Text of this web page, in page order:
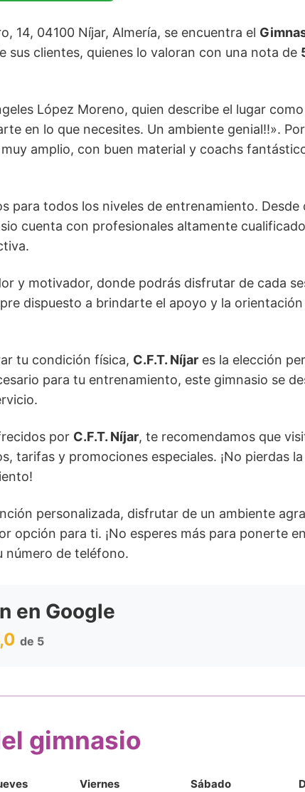
14, 04100 Níjar, Almería, se encuentra el
clientes, quienes lo valoran con una nota de
López Moreno, quien describe el lugar
en lo que necesites. Un ambiente genial!!».
amplio, con buen material y coachs
para todos los niveles de entrenamiento. Desde
cuenta con profesionales altamente
y motivador, donde podrás disfrutar de cada
dispuesto a brindarte el apoyo y la
tu condición física, C.F.T. Níjar es la elección
para tu entrenamiento, este gimnasio se
por C.F.T. Níjar, te recomendamos que
tarifas y promociones especiales. ¡No pierdas la
personalizada, disfrutar de un ambiente
opción para ti. ¡No esperes más para ponerte
número de teléfono.
en Google
de 5
gimnasio
Viernes Sábado